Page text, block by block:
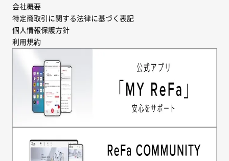
会社概要
特定商取引に関する法律に基づく表記
個人情報保護方針
利用規約